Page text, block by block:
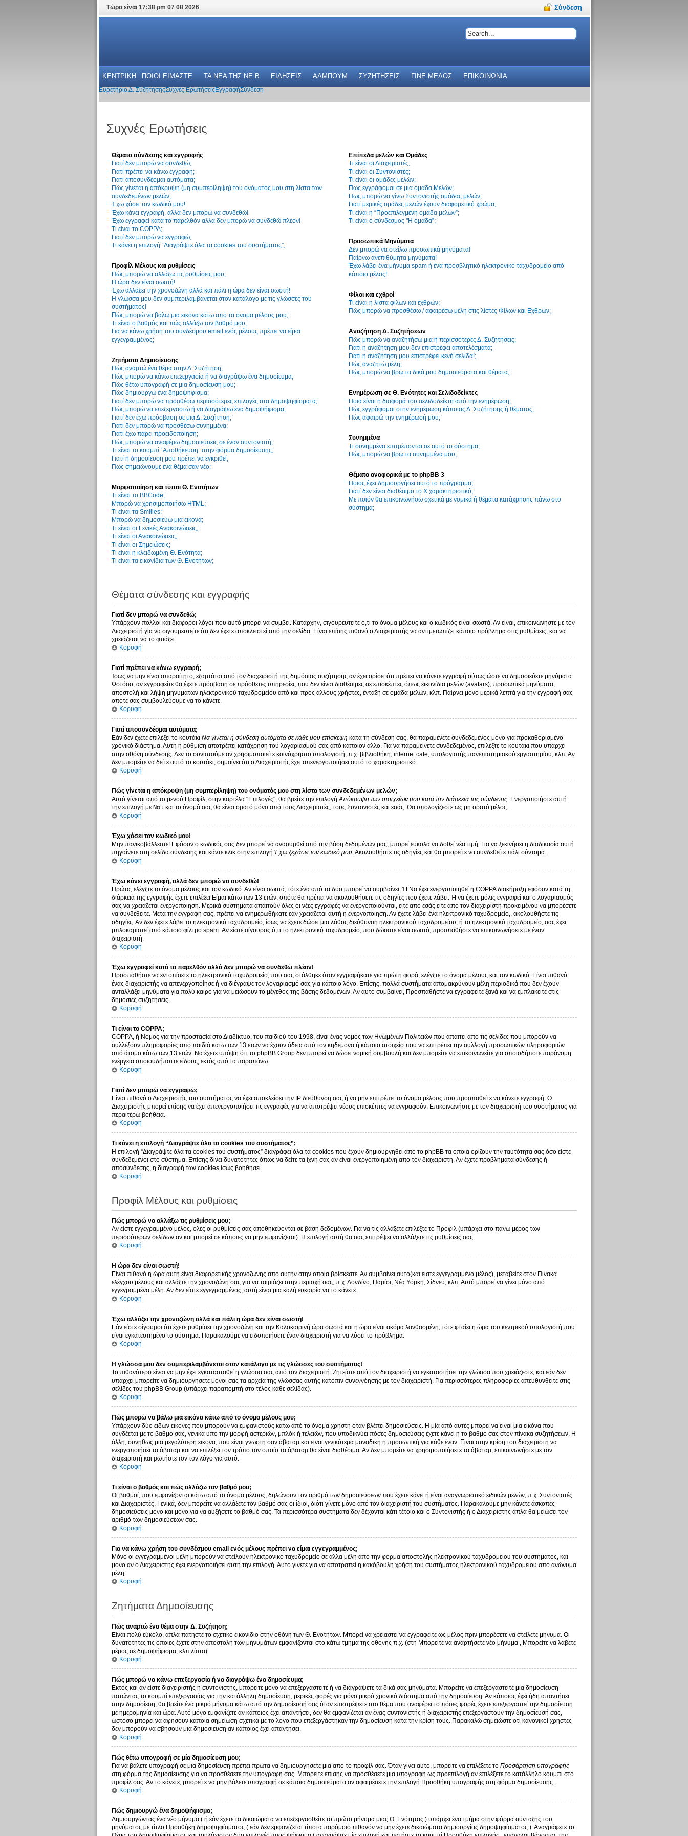
Τώρα είναι 17:38 pm 07 08 2026 Σύνδεση
ΚΕΝΤΡΙΚΗ ΠΟΙΟΙ ΕΙΜΑΣΤΕ ΤΑ ΝΕΑ THΣ NE.B ΕΙΔΗΣΕΙΣ ΑΛΜΠΟΥΜ ΣΥΖΗΤΗΣΕΙΣ ΓΙΝΕ ΜΕΛΟΣ ΕΠΙΚΟΙΝΩΝΙΑ
Ευρετήριο Δ. ΣυζήτησηςΣυχνές Ερωτήσεις ΕγγραφήΣύνδεση
Συχνές Ερωτήσεις
Θέματα σύνδεσης και εγγραφής
Γιατί δεν μπορώ να συνδεθώ;
Γιατί πρέπει να κάνω εγγραφή;
Γιατί αποσυνδέομαι αυτόματα;
Πώς γίνεται η απόκρυψη (μη συμπερίληψη) του ονόματός μου στη λίστα των
συνδεδεμένων μελών;
Έχω χάσει τον κωδικό μου!
Έχω κάνει εγγραφή, αλλά δεν μπορώ να συνδεθώ!
Έχω εγγραφεί κατά το παρελθόν αλλά δεν μπορώ να συνδεθώ πλέον!
Τι είναι το COPPA;
Γιατί δεν μπορώ να εγγραφώ;
Τι κάνει η επιλογή “Διαγράψτε όλα τα cookies του συστήματος”;
Προφίλ Μέλους και ρυθμίσεις
Πώς μπορώ να αλλάξω τις ρυθμίσεις μου;
Η ώρα δεν είναι σωστή!
Έχω αλλάξει την χρονοζώνη αλλά και πάλι η ώρα δεν είναι σωστή!
Η γλώσσα μου δεν συμπεριλαμβάνεται στον κατάλογο με τις γλώσσες του
συστήματος!
Πώς μπορώ να βάλω μια εικόνα κάτω από το όνομα μέλους μου;
Τι είναι ο βαθμός και πώς αλλάζω τον βαθμό μου;
Για να κάνω χρήση του συνδέσμου email ενός μέλους πρέπει να είμαι
εγγεγραμμένος;
Ζητήματα Δημοσίευσης
Πώς αναρτώ ένα θέμα στην Δ. Συζήτηση;
Πώς μπορώ να κάνω επεξεργασία ή να διαγράψω ένα δημοσίευμα;
Πώς θέτω υπογραφή σε μία δημοσίευση μου;
Πώς δημιουργώ ένα δημοψήφισμα;
Γιατί δεν μπορώ να προσθέσω περισσότερες επιλογές στα δημοψηφίσματα;
Πώς μπορώ να επεξεργαστώ ή να διαγράψω ένα δημοψήφισμα;
Γιατί δεν έχω πρόσβαση σε μια Δ. Συζήτηση;
Γιατί δεν μπορώ να προσθέσω συνημμένα;
Γιατί έχω πάρει προειδοποίηση;
Πώς μπορώ να αναφέρω δημοσιεύσεις σε έναν συντονιστή;
Τι είναι το κουμπί “Αποθήκευση” στην φόρμα δημοσίευσης;
Γιατί η δημοσίευση μου πρέπει να εγκριθεί;
Πως σημειώνουμε ένα θέμα σαν νέο;
Μορφοποίηση και τύποι Θ. Ενοτήτων
Τι είναι το BBCode;
Μπορώ να χρησιμοποιήσω HTML;
Τι είναι τα Smilies;
Μπορώ να δημοσιεύω μια εικόνα;
Τι είναι οι Γενικές Ανακοινώσεις;
Τι είναι οι Ανακοινώσεις;
Τι είναι οι Σημειώσεις;
Τι είναι η κλειδωμένη Θ. Ενότητα;
Τι είναι τα εικονίδια των Θ. Ενοτήτων;
Επίπεδα μελών και Ομάδες
Τι είναι οι Διαχειριστές;
Τι είναι οι Συντονιστές;
Τι είναι οι ομάδες μελών;
Πως εγγράφομαι σε μία ομάδα Μελών;
Πως μπορώ να γίνω Συντονιστής ομάδας μελών;
Γιατί μερικές ομάδες μελών έχουν διαφορετικό χρώμα;
Τι είναι η “Προεπιλεγμένη ομάδα μελών”;
Τι είναι ο σύνδεσμος "Η ομάδα”;
Προσωπικά Μηνύματα
Δεν μπορώ να στείλω προσωπικά μηνύματα!
Παίρνω ανεπιθύμητα μηνύματα!
Έχω λάβει ένα μήνυμα spam ή ένα προσβλητικό ηλεκτρονικό ταχυδρομείο από
κάποιο μέλος!
Φίλοι και εχθροί
Τι είναι η λίστα φίλων και εχθρών;
Πώς μπορώ να προσθέσω / αφαιρέσω μέλη στις λίστες Φίλων και Εχθρών;
Αναζήτηση Δ. Συζητήσεων
Πώς μπορώ να αναζητήσω μια ή περισσότερες Δ. Συζητήσεις;
Γιατί η αναζήτηση μου δεν επιστρέφει αποτελέσματα;
Γιατί η αναζήτηση μου επιστρέφει κενή σελίδα!;
Πώς αναζητώ μέλη;
Πώς μπορώ να βρω τα δικά μου δημοσιεύματα και θέματα;
Ενημέρωση σε Θ. Ενότητες και Σελιδοδείκτες
Ποια είναι η διαφορά του σελιδοδείκτη από την ενημέρωση;
Πώς εγγράφομαι στην ενημέρωση κάποιας Δ. Συζήτησης ή θέματος;
Πώς αφαιρώ την ενημέρωσή μου;
Συνημμένα
Τι συνημμένα επιτρέπονται σε αυτό το σύστημα;
Πώς μπορώ να βρω τα συνημμένα μου;
Θέματα αναφορικά με το phpBB 3
Ποιος έχει δημιουργήσει αυτό το πρόγραμμα;
Γιατί δεν είναι διαθέσιμο το Χ χαρακτηριστικό;
Με ποιόν θα επικοινωνήσω σχετικά με νομικά ή θέματα κατάχρησης πάνω στο
σύστημα;
Θέματα σύνδεσης και εγγραφής
Γιατί δεν μπορώ να συνδεθώ;
Υπάρχουν πολλοί και διάφοροι λόγοι που αυτό μπορεί να συμβεί. Καταρχήν, σιγουρευτείτε ό,τι το όνομα μέλους και ο κωδικός είναι σωστά. Αν είναι, επικοινωνήστε με τον
Διαχειριστή για να σιγουρευτείτε ότι δεν έχετε αποκλειστεί από την σελίδα. Είναι επίσης πιθανό ο Διαχειριστής να αντιμετωπίζει κάποιο πρόβλημα στις ρυθμίσεις, και να
χρειάζεται να το φτιάξει.
Κορυφή
Γιατί πρέπει να κάνω εγγραφή;
Ίσως να μην είναι απαραίτητο, εξαρτάται από τον διαχειριστή της δημόσιας συζήτησης αν έχει ορίσει ότι πρέπει να κάνετε εγγραφή ούτως ώστε να δημοσιεύετε μηνύματα.
Ωστόσο, αν εγγραφείτε θα έχετε πρόσβαση σε πρόσθετες υπηρεσίες που δεν είναι διαθέσιμες σε επισκέπτες όπως εικονίδια μελών (avatars), προσωπικά μηνύματα,
αποστολή και λήψη μηνυμάτων ηλεκτρονικού ταχυδρομείου από και προς άλλους χρήστες, ένταξη σε ομάδα μελών, κλπ. Παίρνει μόνο μερικά λεπτά για την εγγραφή σας
οπότε σας συμβουλεύουμε να το κάνετε.
Κορυφή
Γιατί αποσυνδέομαι αυτόματα;
Εάν δεν έχετε επιλέξει το κουτάκι Να γίνεται η σύνδεση αυτόματα σε κάθε μου επίσκεψη κατά τη σύνδεσή σας, θα παραμένετε συνδεδεμένος μόνο για προκαθορισμένο
χρονικό διάστημα. Αυτή η ρύθμιση αποτρέπει κατάχρηση του λογαριασμού σας από κάποιον άλλο. Για να παραμείνετε συνδεδεμένος, επιλέξτε το κουτάκι που υπάρχει
στην οθόνη σύνδεσης. Δεν το συνιστούμε αν χρησιμοποιείτε κοινόχρηστο υπολογιστή, π.χ. βιβλιοθήκη, internet cafe, υπολογιστής πανεπιστημιακού εργαστηρίου, κλπ. Αν
δεν μπορείτε να δείτε αυτό το κουτάκι, σημαίνει ότι ο Διαχειριστής έχει απενεργοποιήσει αυτό το χαρακτηριστικό.
Κορυφή
Πώς γίνεται η απόκρυψη (μη συμπερίληψη) του ονόματός μου στη λίστα των συνδεδεμένων μελών;
Αυτό γίνεται από το μενού Προφίλ, στην καρτέλα "Επιλογές", θα βρείτε την επιλογήΑπόκρυψη των στοιχείων μου κατά την διάρκεια της σύνδεσης. Ενεργοποιήστε αυτή
την επιλογή με Ναι και το όνομά σας θα είναι ορατό μόνο από τους Διαχειριστές, τους Συντονιστές και εσάς. Θα υπολογίζεστε ως μη ορατό μέλος.
Κορυφή
Έχω χάσει τον κωδικό μου!
Μην πανικοβάλλεστε! Εφόσον ο κωδικός σας δεν μπορεί να ανασυρθεί από την βάση δεδομένων μας, μπορεί εύκολα να δοθεί νέα τιμή. Για να ξεκινήσει η διαδικασία αυτή
πηγαίνετε στη σελίδα σύνδεσης και κάντε κλικ στην επιλογή Έχω ξεχάσει τον κωδικό μου. Ακολουθήστε τις οδηγίες και θα μπορείτε να συνδεθείτε πάλι σύντομα.
Κορυφή
Έχω κάνει εγγραφή, αλλά δεν μπορώ να συνδεθώ!
Πρώτα, ελέγξτε το όνομα μέλους και τον κωδικό. Αν είναι σωστά, τότε ένα από τα δύο μπορεί να συμβαίνει. Ή Να έχει ενεργοποιηθεί η COPPA διακήρυξη εφόσον κατά τη
διάρκεια της εγγραφής έχετε επιλέξει Είμαι κάτω των 13 ετών, οπότε θα πρέπει να ακολουθήσετε τις οδηγίες που έχετε λάβει. Ή να έχετε μόλις εγγραφεί και ο λογαριασμός
σας να χρειάζεται ενεργοποίηση. Μερικά συστήματα απαιτούν όλες οι νέες εγγραφές να ενεργοποιούνται, είτε από εσάς είτε από τον διαχειριστή προκειμένου να μπορέσετε
να συνδεθείτε. Μετά την εγγραφή σας, πρέπει να ενημερωθήκατε εάν χρειάζεται αυτή η ενεργοποίηση. Αν έχετε λάβει ένα ηλεκτρονικό ταχυδρομείο,, ακολουθήστε τις
οδηγίες. Αν δεν έχετε λάβει το ηλεκτρονικό ταχυδρομείο, ίσως να έχετε δώσει μια λάθος διεύθυνση ηλεκτρονικού ταχυδρομείου, ή το ηλεκτρονικό ταχυδρομείο, σας έχει
μπλοκαριστεί από κάποιο φίλτρο spam. Αν είστε σίγουρος ό,τι το ηλεκτρονικό ταχυδρομείο, που δώσατε είναι σωστό, προσπαθήστε να επικοινωνήσετε με έναν
διαχειριστή.
Κορυφή
Έχω εγγραφεί κατά το παρελθόν αλλά δεν μπορώ να συνδεθώ πλέον!
Προσπαθήστε να εντοπίσετε το ηλεκτρονικό ταχυδρομείο, που σας στάλθηκε όταν εγγραφήκατε για πρώτη φορά, ελέγξτε το όνομα μέλους και τον κωδικό. Είναι πιθανό
ένας διαχειριστής να απενεργοποίησε ή να διέγραψε τον λογαριασμό σας για κάποιο λόγο. Επίσης, πολλά συστήματα απομακρύνουν μέλη περιοδικά που δεν έχουν
ανταλλάξει μηνύματα για πολύ καιρό για να μειώσουν το μέγεθος της βάσης δεδομένων. Αν αυτό συμβαίνει, Προσπαθήστε να εγγραφείτε ξανά και να εμπλακείτε στις
δημόσιες συζητήσεις.
Κορυφή
Τι είναι το COPPA;
COPPA, ή Νόμος για την προστασία στο Διαδίκτυο, του παιδιού του 1998, είναι ένας νόμος των Ηνωμένων Πολιτειών που απαιτεί από τις σελίδες που μπορούν να
συλλέξουν πληροφορίες από παιδιά κάτω των 13 ετών να έχουν άδεια από τον κηδεμόνα ή κάποιο στοιχείο που να επιτρέπει την συλλογή προσωπικών πληροφοριών
από άτομο κάτω των 13 ετών. Να έχετε υπόψη ότι το phpBB Group δεν μπορεί να δώσει νομική συμβουλή και δεν μπορείτε να επικοινωνείτε για οποιοδήποτε παράνομη
ενέργεια οποιουδήποττε είδους, εκτός από τα παραπάνω.
Κορυφή
Γιατί δεν μπορώ να εγγραφώ;
Είναι πιθανό ο Διαχειριστής του συστήματος να έχει αποκλείσει την IP διεύθυνση σας ή να μην επιτρέπει το όνομα μέλους που προσπαθείτε να κάνετε εγγραφή. Ο
Διαχειριστής μπορεί επίσης να έχει απενεργοποιήσει τις εγγραφές για να αποτρέψει νέους επισκέπτες να εγγραφούν. Επικοινωνήστε με τον διαχειριστή του συστήματος για
περαιτέρω βοήθεια.
Κορυφή
Τι κάνει η επιλογή “Διαγράψτε όλα τα cookies του συστήματος”;
Η επιλογή “Διαγράψτε όλα τα cookies του συστήματος” διαγράφει όλα τα cookies που έχουν δημιουργηθεί από το phpBB τα οποία ορίζουν την ταυτότητα σας όσο είστε
συνδεδεμένοι στο σύστημα. Επίσης δίνει δυνατότητες όπως να δείτε τα ίχνη σας αν είναι ενεργοποιημένη από τον διαχειριστή. Αν έχετε προβλήματα σύνδεσης ή
αποσύνδεσης, η διαγραφή των cookies ίσως βοηθήσει.
Κορυφή
Προφίλ Μέλους και ρυθμίσεις
Πώς μπορώ να αλλάξω τις ρυθμίσεις μου;
Αν είστε εγγεγραμμένο μέλος, όλες οι ρυθμίσεις σας αποθηκεύονται σε βάση δεδομένων. Για να τις αλλάξετε επιλέξτε το Προφίλ (υπάρχει στο πάνω μέρος των
περισσότερων σελίδων αν και μπορεί σε κάποιες να μην εμφανίζεται). Η επιλογή αυτή θα σας επιτρέψει να αλλάξετε τις ρυθμίσεις σας.
Κορυφή
Η ώρα δεν είναι σωστή!
Είναι πιθανό η ώρα αυτή είναι διαφορετικής χρονοζώνης από αυτήν στην οποία βρίσκεστε. Αν συμβαίνει αυτό(και είστε εγγεγραμμένο μέλος), μεταβείτε στον Πίνακα
ελέγχου μέλους και αλλάξτε την χρονοζώνη σας για να ταιριάζει στην περιοχή σας, π.χ. Λονδίνο, Παρίσι, Νέα Υόρκη, Σίδνεϋ, κλπ. Αυτό μπορεί να γίνει μόνο από
εγγεγραμμένα μέλη. Αν δεν είστε εγγεγραμμένος, αυτή είναι μια καλή ευκαιρία να το κάνετε.
Κορυφή
Έχω αλλάξει την χρονοζώνη αλλά και πάλι η ώρα δεν είναι σωστή!
Εάν είστε σίγουροι ότι έχετε ρυθμίσει την χρονοζώνη και την Καλοκαιρινή ώρα σωστά και η ώρα είναι ακόμα λανθασμένη, τότε φταίει η ώρα του κεντρικού υπολογιστή που
είναι εγκατεστημένο το σύστημα. Παρακαλούμε να ειδοποιήσετε έναν διαχειριστή για να λύσει το πρόβλημα.
Κορυφή
Η γλώσσα μου δεν συμπεριλαμβάνεται στον κατάλογο με τις γλώσσες του συστήματος!
Το πιθανότερο είναι να μην έχει εγκατασταθεί η γλώσσα σας από τον διαχειριστή. Ζητείστε από τον διαχειριστή να εγκαταστήσει την γλώσσα που χρειάζεστε, και εάν δεν
υπάρχει μπορείτε να δημιουργήσετε μόνοι σας τα αρχεία της γλώσσας αυτής κατόπιν συνεννόησης με τον διαχειριστή. Για περισσότερες πληροφορίες απευθυνθείτε στις
σελίδες του phpBB Group (υπάρχει παραπομπή στο τέλος κάθε σελίδας).
Κορυφή
Πώς μπορώ να βάλω μια εικόνα κάτω από το όνομα μέλους μου;
Υπάρχουν δύο ειδών εικόνες που μπορούν να εμφανιστούς κάτω από το όνομα χρήστη όταν βλέπει δημοσιεύσεις. Η μία από αυτές μπορεί να είναι μία εικόνα που
συνδέεται με το βαθμό σας, γενικά υπο την μορφή αστεριών, μπλόκ ή τελειών, που υποδικνύει πόσες δημοσιεύσεις έχετε κάνει ή το βαθμό σας στον πίνακα συζητήσεων. Η
άλλη, συνήθως μια μεγαλύτερη εικόνα, που είναι γνωστή σαν άβαταρ και είναι γενικότερα μοναδική ή προσωπική για κάθε έναν. Είναι στην κρίση του διαχειριστή να
ενεργοποιήσει τα άβαταρ και να επιλέξει τον τρόπο τον οποίο τα άβαταρ θα είναι διαθέσιμα. Αν δεν μπορείτε να χρησιμοποιήσετε τα άβαταρ, επικοινωνήστε με τον
διαχειριστή και ρωτήστε τον τον λόγο για αυτό.
Κορυφή
Τι είναι ο βαθμός και πώς αλλάζω τον βαθμό μου;
Οι βαθμοί, που εμφανίζονται κάτω από το όνομα μέλους, δηλώνουν τον αριθμό των δημοσιεύσεων που έχετε κάνει ή είναι αναγνωριστικό ειδικών μελών, π.χ. Συντονιστές
και Διαχειριστές. Γενικά, δεν μπορείτε να αλλάξετε τον βαθμό σας οι ίδιοι, διότι γίνετε μόνο από τον διαχειριστή του συστήματος. Παρακαλούμε μην κάνετε άσκοπες
δημοσιεύσεις μόνο και μόνο για να αυξήσετε το βαθμό σας. Τα περισσότερα συστήματα δεν δέχονται κάτι τέτοιο και ο Συντονιστής ή ο Διαχειριστής απλά θα μειώσει τον
αριθμό των δημοσιεύσεων σας.
Κορυφή
Για να κάνω χρήση του συνδέσμου email ενός μέλους πρέπει να είμαι εγγεγραμμένος;
Μόνο οι εγγεγραμμένοι μέλη μπορούν να στείλουν ηλεκτρονικό ταχυδρομείο σε άλλα μέλη από την φόρμα αποστολής ηλεκτρονικού ταχυδρομείου του συστήματος, και
μόνο αν ο Διαχειριστής έχει ενεργοποιήσει αυτή την επιλογή. Αυτό γίνετε για να αποτραπεί η κακόβουλη χρήση του συστήματος ηλεκτρονικού ταχυδρομείου από ανώνυμα
μέλη.
Κορυφή
Ζητήματα Δημοσίευσης
Πώς αναρτώ ένα θέμα στην Δ. Συζήτηση;
Είναι πολύ εύκολο, απλά πατήστε το σχετικό εικονίδιο στην οθόνη των Θ. Ενοτήτων. Μπορεί να χρειαστεί να εγγραφείτε ως μέλος πριν μπορέσετε να στείλετε μήνυμα. Οι
δυνατότητες τις οποίες έχετε στην αποστολή των μηνυμάτων εμφανίζονται στο κάτω τμήμα της οθόνης π.χ. (στη Μπορείτε να αναρτήσετε νέο μήνυμα , Μπορείτε να λάβετε
μέρος σε δημοψήφισμα, κλπ λίστα)
Κορυφή
Πώς μπορώ να κάνω επεξεργασία ή να διαγράψω ένα δημοσίευμα;
Εκτός και αν είστε διαχειριστής ή συντονιστής, μπορείτε μόνο να επεξεργαστείτε ή να διαγράψετε τα δικά σας μηνύματα. Μπορείτε να επεξεργαστείτε μια δημοσίευση
πατώντας το κουμπί επεξεργασίας για την κατάλληλη δημοσίευση, μερικές φορές για μόνο μικρό χρονικό διάστημα από την δημοσίευση. Αν κάποιος έχει ήδη απαντήσει
στην δημοσίεση, θα βρείτε ένα μικρό μήνυμα κάτω από την δημοσίευσή σας όταν επιστρέψετε στο θέμα που αναφέρει το πόσες φορές έχετε επεξεργαστεί την δημοσίευση
με ημερομηνία και ώρα. Αυτό μόνο εμφανίζετε αν κάποιος έχει απαντήσει, δεν θα εμφανίζεται αν ένας συντονιστής ή διαχειριστής επεξεργαστούν την δημοσίευσή σας,
ωστόσο μπορεί να αφήσουν κάποια σημείωση σχετικά με το λόγο που επεξεργάστηκαν την δημοσίευση κατα την κρίση τους. Παρακαλώ σημειώστε οτι κανονικοί χρήστες
δεν μπορούν να σβήσουν μια δημοσίευση αν κάποιος έχει απαντήσει.
Κορυφή
Πώς θέτω υπογραφή σε μία δημοσίευση μου;
Για να βάλετε υπογραφή σε μια δημοσίευση πρέπει πρώτα να δημιουργήσετε μια από το προφίλ σας. Όταν γίνει αυτό, μπορείτε να επιλέξετε το Προσάρτηση υπογραφής
στη φόρμα της δημοσίευσης για να προσθέσετε την υπογραφή σας. Μπορείτε επίσης να προσθέσετε μια υπογραφή ως προεπιλογή αν επιλέξετε το κατάλληλο κουμπί στο
προφίλ σας. Αν το κάνετε, μπορείτε να μην βάλετε υπογραφή σε κάποια δημοσιεύματα αν αφαιρέσετε την επιλογή Προσθήκη υπογραφής στη φόρμα δημοσίευσης.
Κορυφή
Πώς δημιουργώ ένα δημοψήφισμα;
Δημιουργώντας ένα νέο μήνυμα ( ή εάν έχετε τα δικαιώματα να επεξεργασθείτε το πρώτο μήνυμα μιας Θ. Ενότητας ) υπάρχει ένα τμήμα στην φόρμα σύνταξης του
μηνύματος με τίτλο Προσθήκη δημοψηφίσματος ( εάν δεν εμφανίζεται τίποτα παρόμοιο πιθανόν να μην έχετε δικαιώματα δημιουργίας δημοψηφίσματος ). Αναγράφετε το